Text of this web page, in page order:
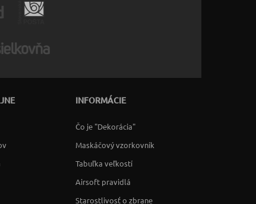
INFORMÁCIE
Čo je "Dekorácia"
Maskáčový vzorkovník
Tabuľka veľkostí
Airsoft pravidlá
Starostlivosť o zbrane